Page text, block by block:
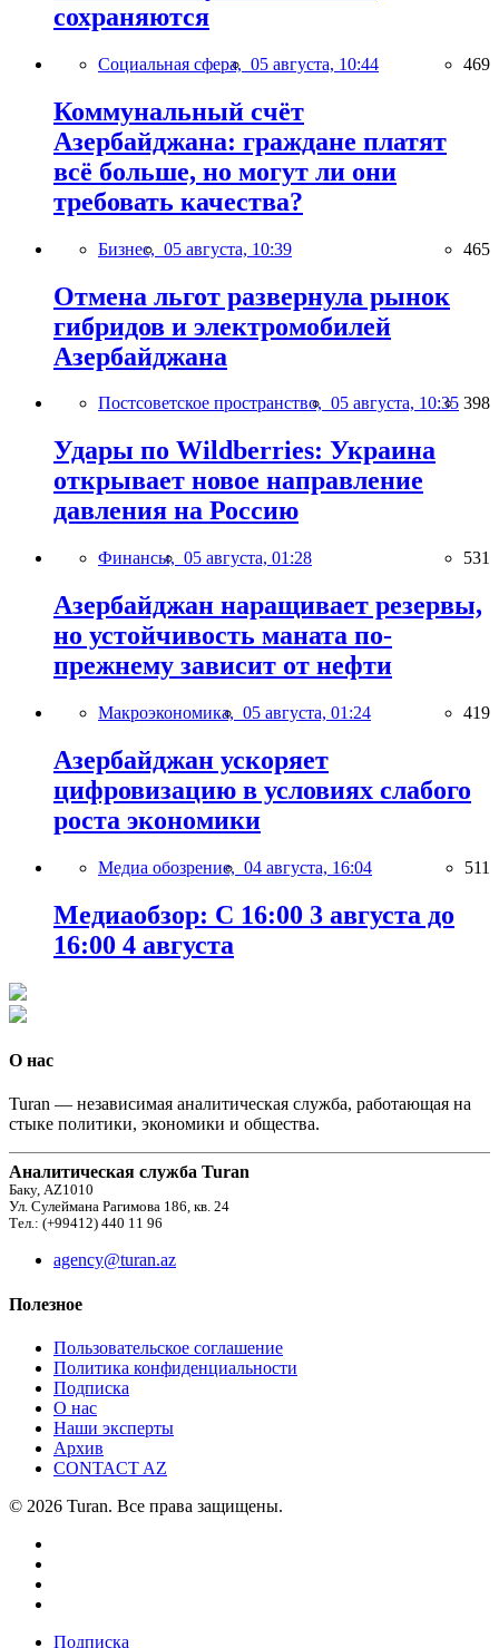
сохраняются
Социальная сфера, 05 августа, 10:44 469
Коммунальный счёт
Азербайджана: граждане платят
всё больше, но могут ли они
требовать качества?
Бизнес, 05 августа, 10:39 465
Отмена льгот развернула рынок
гибридов и электромобилей
Азербайджана
Постсоветское пространство, 05 августа, 10:35 398
Удары по Wildberries: Украина
открывает новое направление
давления на Россию
Финансы, 05 августа, 01:28 531
Азербайджан наращивает резервы,
но устойчивость маната по-
прежнему зависит от нефти
Макроэкономика, 05 августа, 01:24 419
Азербайджан ускоряет
цифровизацию в условиях слабого
роста экономики
Медиа обозрение, 04 августа, 16:04 511
Медиаобзор: С 16:00 3 августа до
16:00 4 августа
О нас
Turan — независимая аналитическая служба, работающая на
стыке политики, экономики и общества.
Аналитическая служба Turan
Баку, AZ1010
Ул. Сулеймана Рагимова 186, кв. 24
Тел.: (+99412) 440 11 96
agency@turan.az
Полезное
Пользовательское соглашение
Политика конфиденциальности
Подписка
О нас
Наши эксперты
Архив
CONTACT AZ
© 2026 Turan. Все права защищены.
Подписка